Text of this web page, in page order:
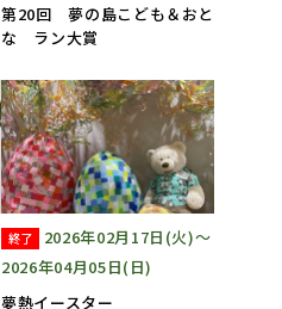
第20回 夢の島こども＆おと
な ラン大賞
終了
2026年02月17日(火)〜
2026年04月05日(日)
夢熱イースター